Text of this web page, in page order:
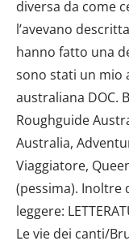
diversa da come
l’avevano
hanno fatto una
sono stati un mio
australiana DOC.
Roughguide
Australia,
Viaggiatore,
(pessima). Inoltre
leggere:
Le vie dei canti/